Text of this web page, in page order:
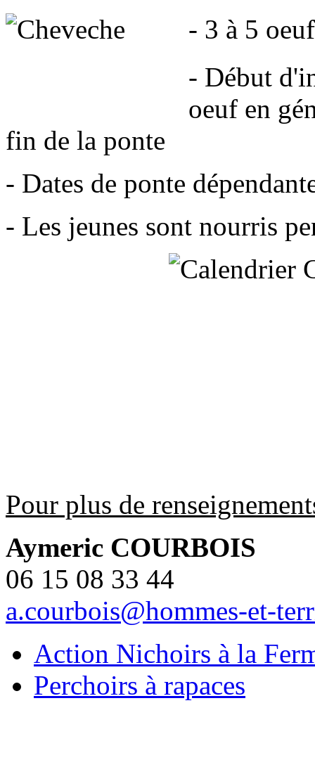
- 3 à 5
- Début
oeuf en
fin de la ponte
- Dates de ponte
- Les jeunes sont nourris
Pour plus de
Aymeric COURBOIS
06 15 08 33 44
a.courbois@hommes-et-
Action Nichoirs à la
Perchoirs à rapaces